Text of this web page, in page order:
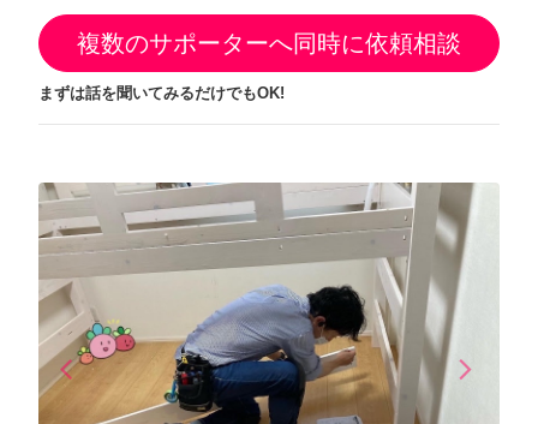
複数のサポーターへ同時に依頼相談
まずは話を聞いてみるだけでもOK!
arrow_back_iosPrevious arrow_forward_iosNext